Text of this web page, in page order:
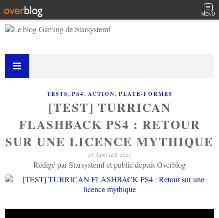
MENU
TESTS, PS4, ACTION, PLATE-FORMES
[TEST] TURRICAN
FLASHBACK PS4 : RETOUR
SUR UNE LICENCE MYTHIQUE
25 JANVIER 2021
Rédigé par Starsystemf et publié depuis Overblog